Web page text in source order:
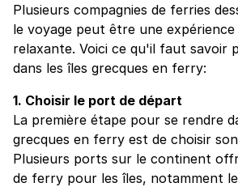
Plusieurs compagnies de ferries
le voyage peut être une
relaxante. Voici ce qu'il faut savoir
dans les îles grecques en ferry:
1. Choisir le port de départ
La première étape pour se rendre
grecques en ferry est de choisir
Plusieurs ports sur le continent
de ferry pour les îles, notamment le